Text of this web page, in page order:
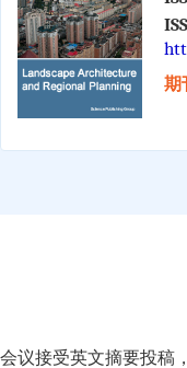
期
会议接受英文摘要投稿